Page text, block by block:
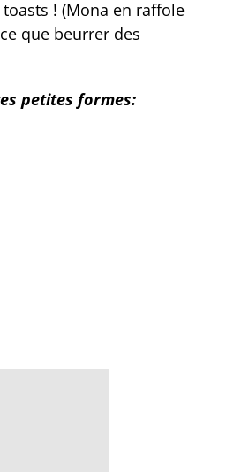
! (Mona en raffole
que beurrer des
petites formes: